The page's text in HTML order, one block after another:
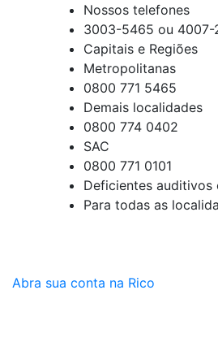
Nossos telefones
3003-5465 ou 4007-
Capitais e Regiões
Metropolitanas
0800 771 5465
Demais localidades
0800 774 0402
SAC
0800 771 0101
Deficientes auditivos
Para todas as
Abra sua conta na Rico